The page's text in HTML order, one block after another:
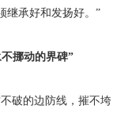
继承好和发扬好。”
挪动的界碑”
破的边防线，摧不垮